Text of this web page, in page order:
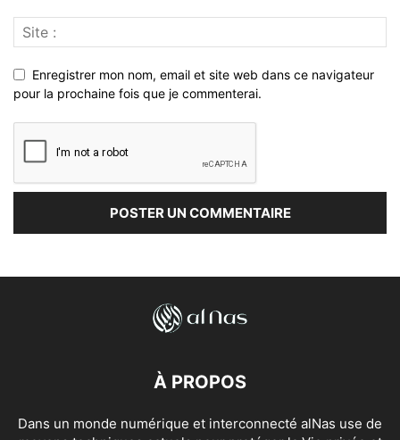
Enregistrer mon nom, email et site web dans ce navigateur
pour la prochaine fois que je commenterai.
À PROPOS
Dans un monde numérique et interconnecté alNas use de